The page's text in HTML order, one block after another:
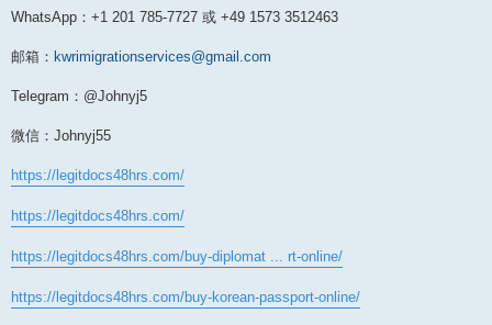
WhatsApp：+1 201 785-7727 或 +49 1573 3512463
邮箱： kwrimigrationservices@gmail.com
Telegram：@Johnyj5
微信：Johnyj55
https://legitdocs48hrs.com/
https://legitdocs48hrs.com/
https://legitdocs48hrs.com/buy-diplomat ... rt-online/
https://legitdocs48hrs.com/buy-korean-passport-online/